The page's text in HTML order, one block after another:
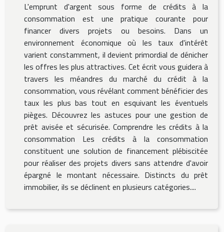
L'emprunt d'argent sous forme de crédits à la
consommation est une pratique courante pour
financer divers projets ou besoins. Dans un
environnement économique où les taux d'intérêt
varient constamment, il devient primordial de dénicher
les offres les plus attractives. Cet écrit vous guidera à
travers les méandres du marché du crédit à la
consommation, vous révélant comment bénéficier des
taux les plus bas tout en esquivant les éventuels
pièges. Découvrez les astuces pour une gestion de
prêt avisée et sécurisée. Comprendre les crédits à la
consommation Les crédits à la consommation
constituent une solution de financement plébiscitée
pour réaliser des projets divers sans attendre d'avoir
épargné le montant nécessaire. Distincts du prêt
immobilier, ils se déclinent en plusieurs catégories....